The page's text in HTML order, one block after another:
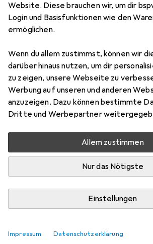
Website. Diese brauchen wir, um dir
Login und Basisfunktionen wie den
ermöglichen.
Wenn du allem zustimmst, können wir
darüber hinaus nutzen, um dir
zu zeigen, unsere Webseite zu
Werbung auf unseren und anderen
anzuzeigen. Dazu können bestimmte
Dritte und Werbepartner
Allem zustimmen
Nur das Nötigste
Einstellungen
Impressum Datenschutzerklärung
IBM Harddrive 900GB SAS
Preis in EUR inkl. MwSt.
EUR
338,87
Bewertungen Marke
Mehr
Zwischen Fr, 11.9. und Fr, 25.9.
Benachrichtigen, wenn schneller
Lieferort angeben für genaue